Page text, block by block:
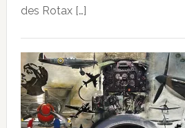
des Rotax […]